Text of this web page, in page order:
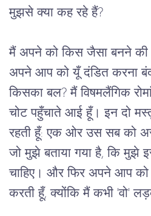
मुझसे क्या कह रहे हैं?
मैं अपने को किस जैसा बनने की
अपने आप को यूँ दंडित करना
किसका बल? मैं विषमलैंगिक
चोट पहुँचाते आई हूँ। इन दो
रहती हूँ: एक ओर उस सब को
जो मुझे बताया गया है, कि मुझे
चाहिए। और फिर अपने आप
करती हूँ, क्योंकि मैं कभी 'वो'